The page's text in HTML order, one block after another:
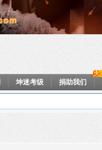
坤迷考级 捐助我们